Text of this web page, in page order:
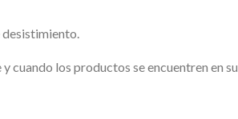
desistimiento.
cuando los productos se encuentren en su